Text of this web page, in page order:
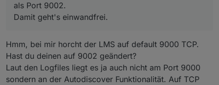
als Port 9002.
Damit geht's einwandfrei.
Hmm, bei mir horcht der LMS auf default 9000 TCP.
Hast du deinen auf 9002 geändert?
Laut den Logfiles liegt es ja auch nicht am Port 9000
sondern an der Autodiscover Funktionalität. Auf TCP